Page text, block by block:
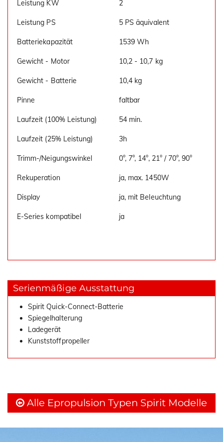
Leistung KW 2
Leistung PS 5 PS äquivalent
Batteriekapazität 1539 Wh
Gewicht - Motor 10,2 - 10,7 kg
Gewicht - Batterie 10,4 kg
Pinne faltbar
Laufzeit (100% Leistung) 54 min.
Laufzeit (25% Leistung) 3h
Trimm-/Neigungswinkel 0°, 7°, 14°, 21° / 70°, 90°
Rekuperation ja, max. 1450W
Display ja, mit Beleuchtung
E-Series kompatibel ja
Serienmäßige Ausstattung
Spirit Quick-Connect-Batterie
Spiegelhalterung
Ladegerät
Kunststoffpropeller
Alle Epropulsion Typen Spirit Modelle